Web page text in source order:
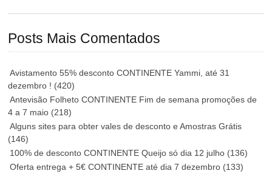
Posts Mais Comentados
Avistamento 55% desconto CONTINENTE Yammi, até 31
dezembro ! (420)
Antevisão Folheto CONTINENTE Fim de semana promoções de
4 a 7 maio (218)
Alguns sites para obter vales de desconto e Amostras Grátis
(146)
100% de desconto CONTINENTE Queijo só dia 12 julho (136)
Oferta entrega + 5€ CONTINENTE até dia 7 dezembro (133)